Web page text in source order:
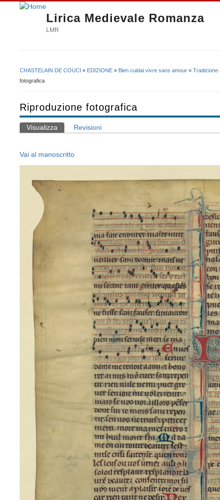
Lirica Medievale Romanza
LMR
Tu sei qui
CHASTELAIN DE COUCI » EDIZIONE » Bien cuidai vivre sans amour » Tradizione
fotografica
Riproduzione fotografica
Schede primarie
Visualizza (scheda attiva)
Revisioni
Vai al manoscritto